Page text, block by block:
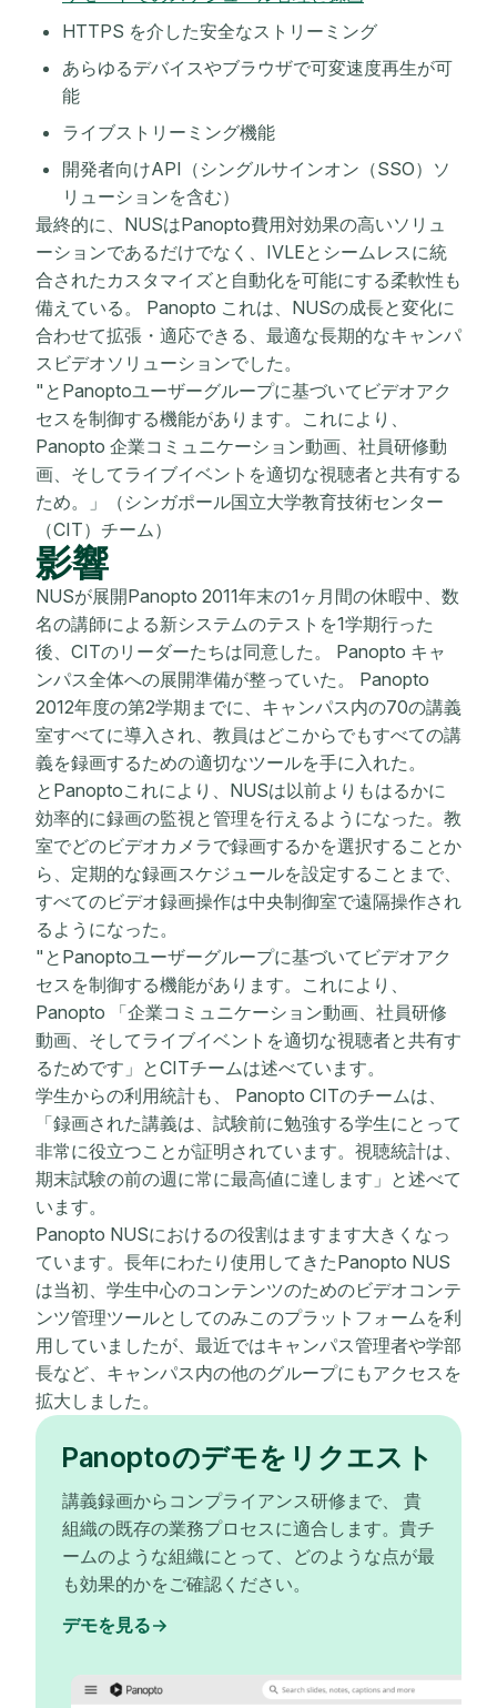
HTTPS を介した安全なストリーミング
あらゆるデバイスやブラウザで可変速度再生が可
能
ライブストリーミング機能
開発者向けAPI（シングルサインオン（SSO）ソ
リューションを含む）
最終的に、NUSはPanopto費用対効果の高いソリュ
ーションであるだけでなく、IVLEとシームレスに統
合されたカスタマイズと自動化を可能にする柔軟性も
備えている。 Panopto これは、NUSの成長と変化に
合わせて拡張・適応できる、最適な長期的なキャンパ
スビデオソリューションでした。
"とPanoptoユーザーグループに基づいてビデオアク
セスを制御する機能があります。これにより、
Panopto 企業コミュニケーション動画、社員研修動
画、そしてライブイベントを適切な視聴者と共有する
ため。」（シンガポール国立大学教育技術センター
（CIT）チーム）
影響
NUSが展開Panopto 2011年末の1ヶ月間の休暇中、数
名の講師による新システムのテストを1学期行った
後、CITのリーダーたちは同意した。 Panopto キャ
ンパス全体への展開準備が整っていた。 Panopto
2012年度の第2学期までに、キャンパス内の70の講義
室すべてに導入され、教員はどこからでもすべての講
義を録画するための適切なツールを手に入れた。
とPanoptoこれにより、NUSは以前よりもはるかに
効率的に録画の監視と管理を行えるようになった。教
室でどのビデオカメラで録画するかを選択することか
ら、定期的な録画スケジュールを設定することまで、
すべてのビデオ録画操作は中央制御室で遠隔操作され
るようになった。
"とPanoptoユーザーグループに基づいてビデオアク
セスを制御する機能があります。これにより、
Panopto 「企業コミュニケーション動画、社員研修
動画、そしてライブイベントを適切な視聴者と共有す
るためです」とCITチームは述べています。
学生からの利用統計も、 Panopto CITのチームは、
「録画された講義は、試験前に勉強する学生にとって
非常に役立つことが証明されています。視聴統計は、
期末試験の前の週に常に最高値に達します」と述べて
います。
Panopto NUSにおけるの役割はますます大きくなっ
ています。長年にわたり使用してきたPanopto NUS
は当初、学生中心のコンテンツのためのビデオコンテ
ンツ管理ツールとしてのみこのプラットフォームを利
用していましたが、最近ではキャンパス管理者や学部
長など、キャンパス内の他のグループにもアクセスを
拡大しました。
Panoptoのデモをリクエスト
講義録画からコンプライアンス研修まで、 貴
組織の既存の業務プロセスに適合します。貴チ
ームのような組織にとって、どのような点が最
も効果的かをご確認ください。
デモを見る